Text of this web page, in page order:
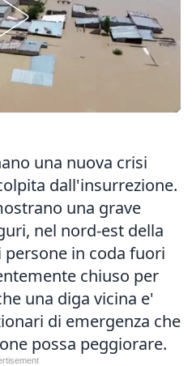
una nuova crisi
dall'insurrezione.
una grave
nel nord-est della
persone in coda fuori
chiuso per
una diga vicina e'
di emergenza che
possa peggiorare.